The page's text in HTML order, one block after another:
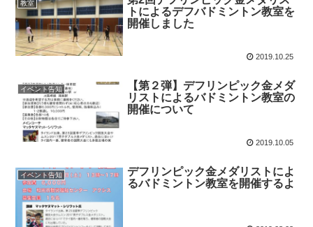
教室
トによるデフバドミントン教室を
開催しました
2019.10.25
イベント告知
【第２弾】デフリンピック金メダ
リストによるバドミントン教室の
開催について
2019.10.05
イベント告知
デフリンピック金メダリストによ
るバドミントン教室を開催するよ